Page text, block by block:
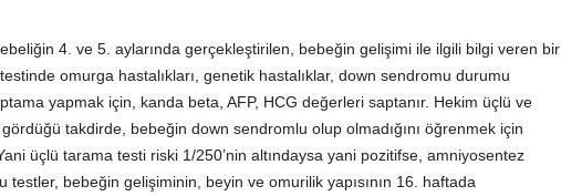
4. ve 5. aylarında gerçekleştirilen, bebeğin gelişimi ile ilgili bilgi veren bir
omurga hastalıkları, genetik hastalıklar, down sendromu durumu
yapmak için, kanda beta, AFP, HCG değerleri saptanır. Hekim üçlü ve
takdirde, bebeğin down sendromlu olup olmadığını öğrenmek için
üçlü tarama testi riski 1/250’nin altındaysa yani pozitifse, amniyosentez
testler, bebeğin gelişiminin, beyin ve omurilik yapısının 16. haftada